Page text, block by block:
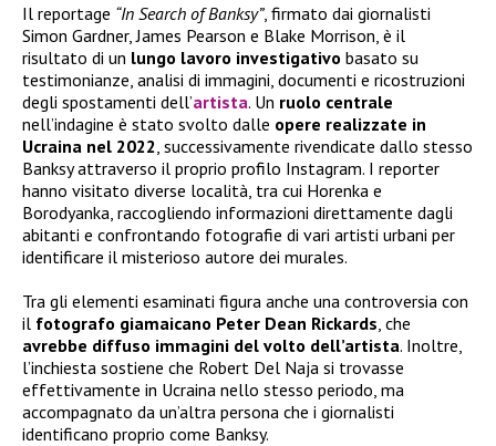
Il reportage “In Search of Banksy”, firmato dai giornalisti
Simon Gardner, James Pearson e Blake Morrison, è il
risultato di un lungo lavoro investigativo basato su
testimonianze, analisi di immagini, documenti e ricostruzioni
degli spostamenti dell’artista. Un ruolo centrale
nell’indagine è stato svolto dalle opere realizzate in
Ucraina nel 2022 , successivamente rivendicate dallo stesso
Banksy attraverso il proprio profilo Instagram. I reporter
hanno visitato diverse località, tra cui Horenka e
Borodyanka, raccogliendo informazioni direttamente dagli
abitanti e confrontando fotografie di vari artisti urbani per
identificare il misterioso autore dei murales.
Tra gli elementi esaminati figura anche una controversia con
il fotografo giamaicano Peter Dean Rickards , che
avrebbe diffuso immagini del volto dell’artista. Inoltre,
l’inchiesta sostiene che Robert Del Naja si trovasse
effettivamente in Ucraina nello stesso periodo, ma
accompagnato da un’altra persona che i giornalisti
identificano proprio come Banksy.